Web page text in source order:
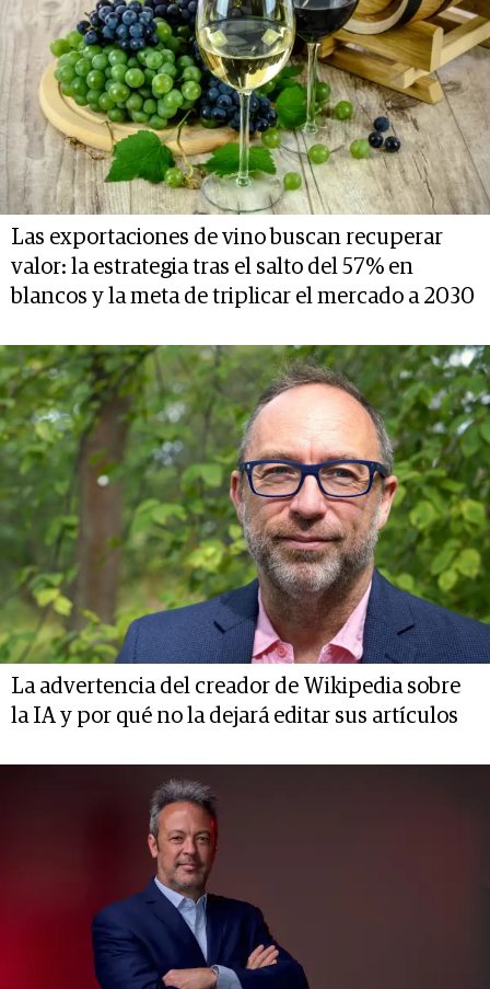
Las exportaciones de vino buscan recuperar
valor: la estrategia tras el salto del 57% en
blancos y la meta de triplicar el mercado a 2030
La advertencia del creador de Wikipedia sobre
la IA y por qué no la dejará editar sus artículos